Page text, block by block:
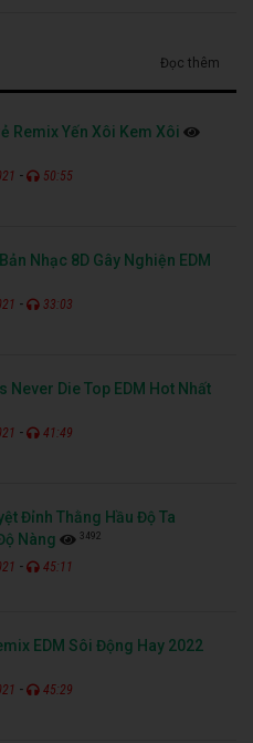
Đọc thêm
Remix Yến Xôi Kem Xôi
- 50:55
Nhạc 8D Gây Nghiện EDM
- 33:03
Never Die Top EDM Hot Nhất
- 41:49
Đỉnh Thằng Hầu Độ Ta
Nàng
3492
- 45:11
EDM Sôi Động Hay 2022
- 45:29